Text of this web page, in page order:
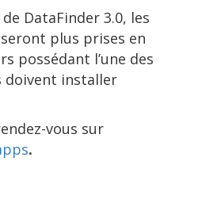
DataFinder 3.0, les
plus prises en
possédant l’une des
doivent installer
vous sur
.